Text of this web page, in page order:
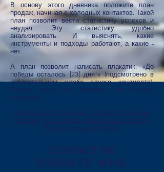
В основу этого дневника положите план
продаж, начиная с холодных контактов. Такой
план позволит вести статистику успехов и
неудач. Эту статистику удобно
анализировать. И выяснять, какие
инструменты и подходы работают, а какие -
нет.
А план позволит написать плакатик: «До
победы осталось [23] дня!» (подсмотрено в
избирательном штабе одного кандидата).
Только нужно ясно понимать, что считать
«победой».
Окружить себя людьми, соответствующими
настрою
Как создать правильный настрой
Выйти из зоны комфорта
CONTACT ME
ПИШИТЕ МНЕ